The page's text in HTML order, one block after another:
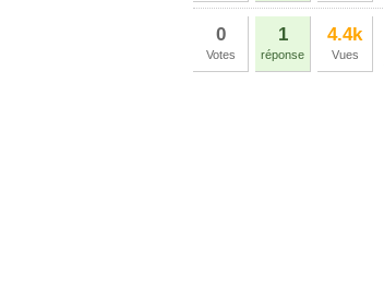
0
Votes
1
réponse
4.4k
Vues